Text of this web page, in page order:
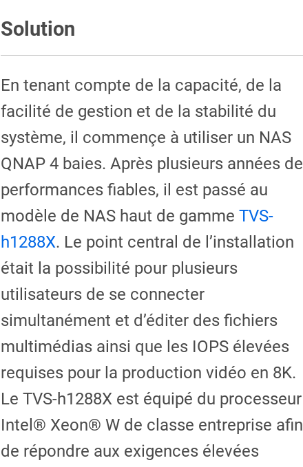
Solution
En tenant compte de la capacité, de la
facilité de gestion et de la stabilité du
système, il commençe à utiliser un NAS
QNAP 4 baies. Après plusieurs années de
performances fiables, il est passé au
modèle de NAS haut de gamme TVS-
h1288X. Le point central de l’installation
était la possibilité pour plusieurs
utilisateurs de se connecter
simultanément et d’éditer des fichiers
multimédias ainsi que les IOPS élevées
requises pour la production vidéo en 8K.
Le TVS-h1288X est équipé du processeur
Intel® Xeon® W de classe entreprise afin
de répondre aux exigences élevées